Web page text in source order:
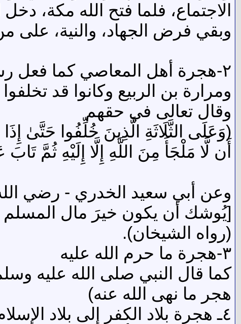
الاجتماع، فلما فتح الله مكة،
وبقي فرض الجهاد، والنية، على
٢-هجرة أهل المعاصي كما فعل
ومرارة بن الربيع وكانوا قد
وقال تعالى في حقهم
(وَعَلَى الثَّلَاثَةِ الَّذِينَ خُلِّفُوا
أَن لَّا مَلْجَأَ مِنَ اللَّهِ إِلَّا إِلَيْهِ ثُمَّ تَابَ عَلَيْهِمْ
وعن أبي سعيد الخدري - رضي
[يُوشك أن يكون خيرَ مال المسلم
(رواه الشيخان).
٣-هجرة ما حرم الله عليه
كما قال النبي صلى الله عليه
هجر ما نهى الله عنه)
٤ـ هجرة بلاد الكفر إلى بلاد الإسلام ان خاف على دينه